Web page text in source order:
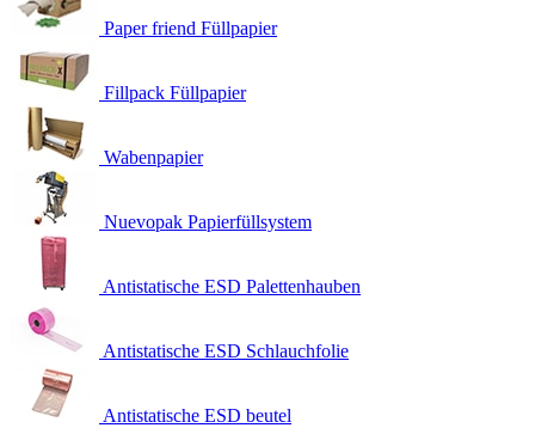
Paper friend Füllpapier
Fillpack Füllpapier
Wabenpapier
Nuevopak Papierfüllsystem
Antistatische ESD Palettenhauben
Antistatische ESD Schlauchfolie
Antistatische ESD beutel